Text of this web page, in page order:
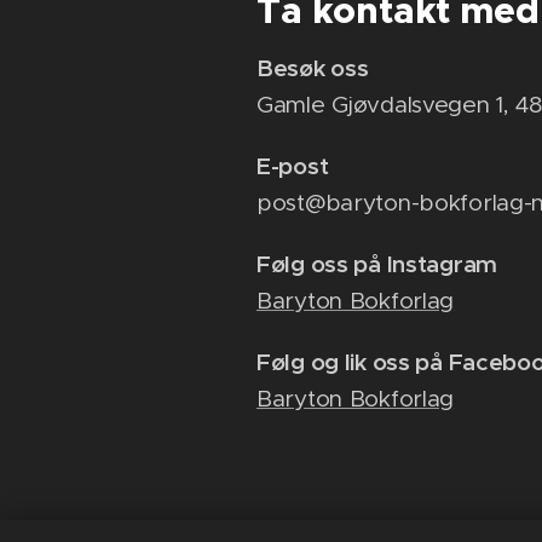
Ta kontakt
Besøk oss
Gamle Gjøvdalsvegen 1,
E-post
post@baryton-bokforlag-
Følg oss på Instagram
Baryton Bokforlag
Følg og lik oss på
Baryton Bokforlag